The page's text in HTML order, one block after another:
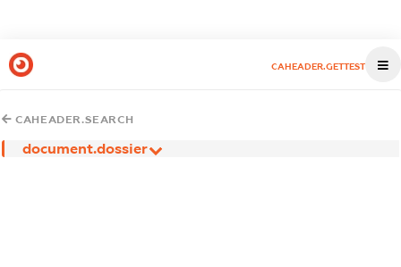
CAHEADER.GETTEST
CAHEADER.SEARCH
document.dossier